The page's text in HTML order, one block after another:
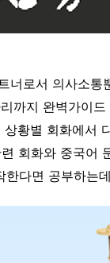
너로서 의사소
까지 완벽가이
황별 회화에서
회화와 중국어
다면 공부하는